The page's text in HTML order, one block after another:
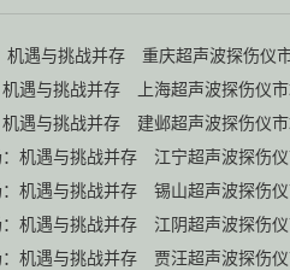
机遇与挑战并存 重庆超声波探伤仪
遇与挑战并存 上海超声波探伤仪
遇与挑战并存 建邺超声波探伤仪
机遇与挑战并存 江宁超声波探伤
机遇与挑战并存 锡山超声波探伤
机遇与挑战并存 江阴超声波探伤
机遇与挑战并存 贾汪超声波探伤